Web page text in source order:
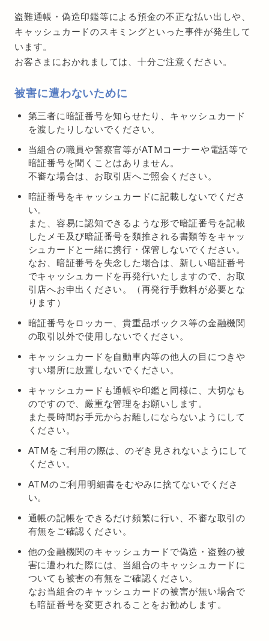
盗難通帳・偽造印鑑等による預金の不正な払い出しや、
キャッシュカードのスキミングといった事件が発生して
います。
お客さまにおかれましては、十分ご注意ください。
被害に遭わないために
第三者に暗証番号を知らせたり、キャッシュカード
を渡したりしないでください。
当組合の職員や警察官等がATMコーナーや電話等で
暗証番号を聞くことはありません。
不審な場合は、お取引店へご照会ください。
暗証番号をキャッシュカードに記載しないでくださ
い。
また、容易に認知できるような形で暗証番号を記載
したメモ及び暗証番号を類推される書類等をキャッ
シュカードと一緒に携行・保管しないでください。
なお、暗証番号を失念した場合は、新しい暗証番号
でキャッシュカードを再発行いたしますので、お取
引店へお申出ください。（再発行手数料が必要とな
ります）
暗証番号をロッカー、貴重品ボックス等の金融機関
の取引以外で使用しないでください。
キャッシュカードを自動車内等の他人の目につきや
すい場所に放置しないでください。
キャッシュカードも通帳や印鑑と同様に、大切なも
のですので、厳重な管理をお願いします。
また長時間お手元からお離しにならないようにして
ください。
ATMをご利用の際は、のぞき見されないようにして
ください。
ATMのご利用明細書をむやみに捨てないでくださ
い。
通帳の記帳をできるだけ頻繁に行い、不審な取引の
有無をご確認ください。
他の金融機関のキャッシュカードで偽造・盗難の被
害に遭われた際には、当組合のキャッシュカードに
ついても被害の有無をご確認ください。
なお当組合のキャッシュカードの被害が無い場合で
も暗証番号を変更されることをお勧めします。